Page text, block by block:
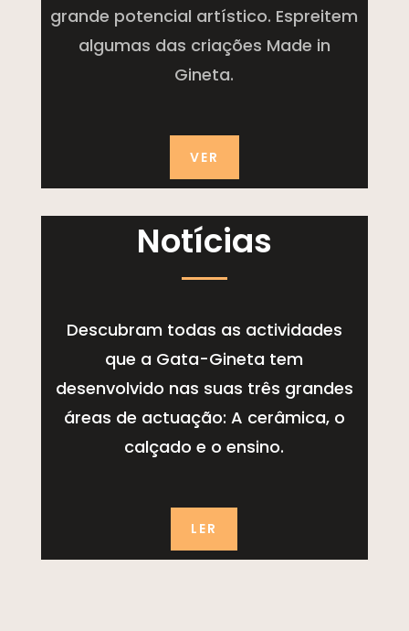
grande potencial artístico. Espreitem
algumas das criações Made in
Gineta.
VER
Notícias
Descubram todas as actividades
que a Gata-Gineta tem
desenvolvido nas suas três grandes
áreas de actuação: A cerâmica, o
calçado e o ensino.
LER